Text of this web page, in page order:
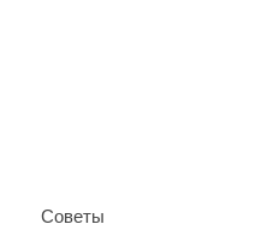
Советы